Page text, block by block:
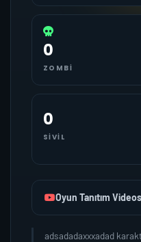
0
ZOMBI
0
SIVIL
Oyun Tanıtım
adsadadaxxxadad